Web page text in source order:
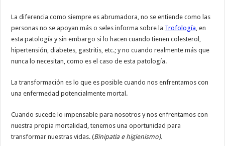
La diferencia como siempre es abrumadora, no se entiende como las
personas no se apoyan más o seles informa sobre la Trofología , en
esta patología y sin embargo si lo hacen cuando tienen colesterol,
hipertensión, diabetes, gastritis, etc.; y no cuando realmente más que
nunca lo necesitan, como es el caso de esta patología.
La transformación es lo que es posible cuando nos enfrentamos con
una enfermedad potencialmente mortal.
Cuando sucede lo impensable para nosotros y nos enfrentamos con
nuestra propia mortalidad, tenemos una oportunidad para
transformar nuestras vidas. (Binipatia e higienismo).